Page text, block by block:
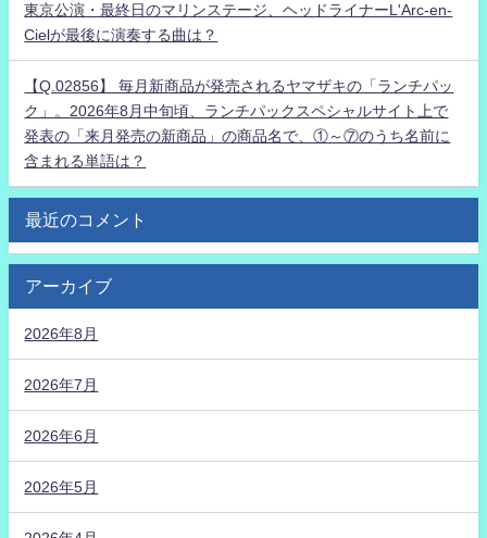
東京公演・最終日のマリンステージ、ヘッドライナーL'Arc-en-
Cielが最後に演奏する曲は？
【Q.02856】 毎月新商品が発売されるヤマザキの「ランチパッ
ク」。2026年8月中旬頃、ランチパックスペシャルサイト上で
発表の「来月発売の新商品」の商品名で、①～⑦のうち名前に
含まれる単語は？
最近のコメント
アーカイブ
2026年8月
2026年7月
2026年6月
2026年5月